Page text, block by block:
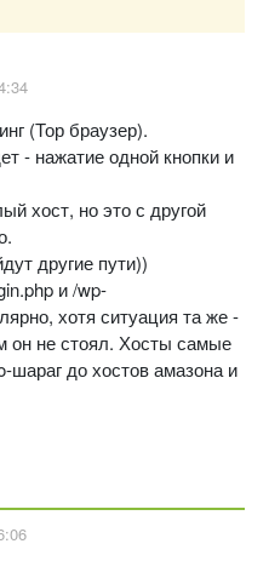
(Тор браузер).
- нажатие одной кнопки и
хост, но это с другой
другие пути))
и /wp-
хотя ситуация та же -
он не стоял. Хосты самые
шараг до хостов амазона и